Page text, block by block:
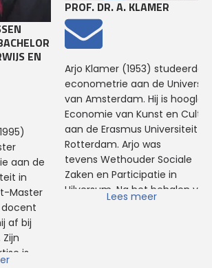
duiden. Ivana is, naast de
politieke filosofie, eveneens
expert op het gebied van
AI. Ze is ambassadeur AI bij
Koningstheateracademie
en Avans Creative
Innovation. Bij de HTF werkt
Ivana als docent Politieke
en Sociale Filosofie en
trainer 'Denken met AI' voor
hetHTF-Denkhuis.
EN
aan de
in
Master
af bij
is
PROF. DR. A. KLAMER
Arjo Klamer (1953) studeerde
econometrie aan de
van Amsterdam. Hij is
Economie van Kunst en
aan de Erasmus Universiteit
Rotterdam. Arjo was
tevens Wethouder Sociale
Zaken en Participatie in
Hilversum. Na het behalen van
zijn doctorsgraad heeft hij
Lees meer